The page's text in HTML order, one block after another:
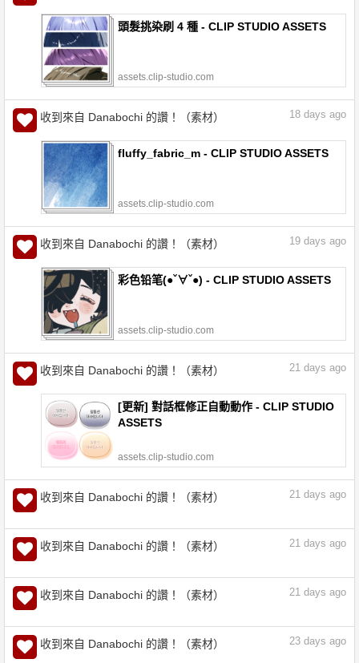
頭髮挑染刷 4 種 - CLIP STUDIO ASSETS
assets.clip-studio.com
收到來自 Danabochi 的讚！（素材） 18 days ago
fluffy_fabric_m - CLIP STUDIO ASSETS
assets.clip-studio.com
收到來自 Danabochi 的讚！（素材） 19 days ago
彩色铅笔(●ˇ∀ˇ●) - CLIP STUDIO ASSETS
assets.clip-studio.com
收到來自 Danabochi 的讚！（素材） 21 days ago
[更新] 對話框修正自動動作 - CLIP STUDIO
ASSETS
assets.clip-studio.com
收到來自 Danabochi 的讚！（素材） 21 days ago
巴巴比魯多邊形 - CLIP STUDIO ASSETS
收到來自 Danabochi 的讚！（素材）